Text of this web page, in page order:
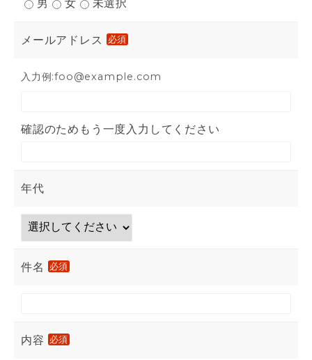
男 女 未選択
メールアドレス 必須
入力例:foo@example.com
確認のためもう一度入力してください
年代
件名 必須
内容 必須